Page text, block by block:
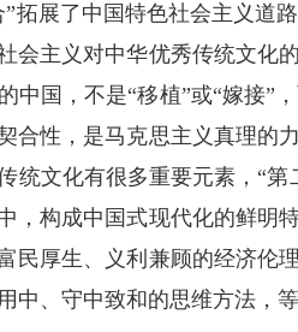
”拓展了中国特色社会主义道
会主义对中华优秀传统文化
中国，不是“移植”或“嫁接”
合性，是马克思主义真理的
统文化有很多重要元素，“
，构成中国式现代化的鲜明
民厚生、义利兼顾的经济伦
中、守中致和的思维方法，等